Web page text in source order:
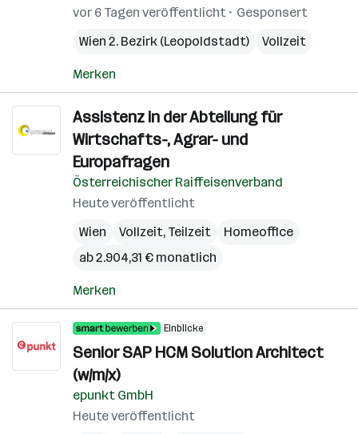
vor 6 Tagen veröffentlicht
Gesponsert
Wien 2. Bezirk (Leopoldstadt)
Vollzeit
Merken
Assistenz in der Abteilung für
Wirtschafts-, Agrar- und
Europafragen
Österreichischer Raiffeisenverband
Heute veröffentlicht
Wien
Vollzeit, Teilzeit
Homeoffice
ab 2.904,31 € monatlich
Merken
Einblicke
Senior SAP HCM Solution Architect
(w/m/x)
epunkt GmbH
Heute veröffentlicht